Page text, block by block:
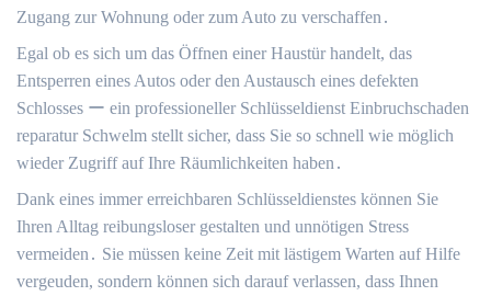
Zugang zur Wohnung oder zum Auto zu verschaffen․
Egal ob es sich um das Öffnen einer Haustür handelt, das
Entsperren eines Autos oder den Austausch eines defekten
Schlosses ー ein professioneller Schlüsseldienst Einbruchschaden
reparatur Schwelm stellt sicher, dass Sie so schnell wie möglich
wieder Zugriff auf Ihre Räumlichkeiten haben․
Dank eines immer erreichbaren Schlüsseldienstes können Sie
Ihren Alltag reibungsloser gestalten und unnötigen Stress
vermeiden․ Sie müssen keine Zeit mit lästigem Warten auf Hilfe
vergeuden, sondern können sich darauf verlassen, dass Ihnen